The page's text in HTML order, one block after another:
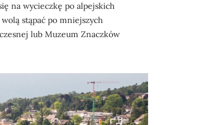
na wycieczkę po alpejskich
stąpać po mniejszych
lub Muzeum Znaczków